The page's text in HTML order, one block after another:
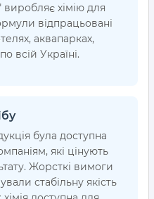
хімію для
відпрацьовані
аквапарках,
всій Україні.
була доступна
які цінують
Жорсткі вимоги
стабільну якість